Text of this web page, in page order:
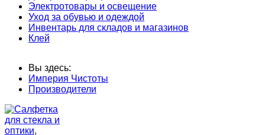
Электротовары и освещение
Уход за обувью и одеждой
Инвентарь для складов и магазинов
Клей
Вы здесь:
Империя Чистоты
Производители